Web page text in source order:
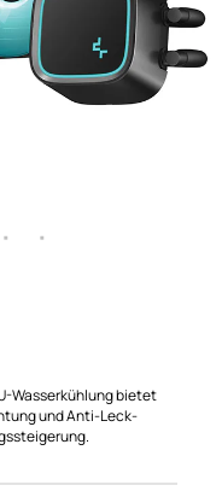
Wasserkühlung bietet
und Anti-Leck-